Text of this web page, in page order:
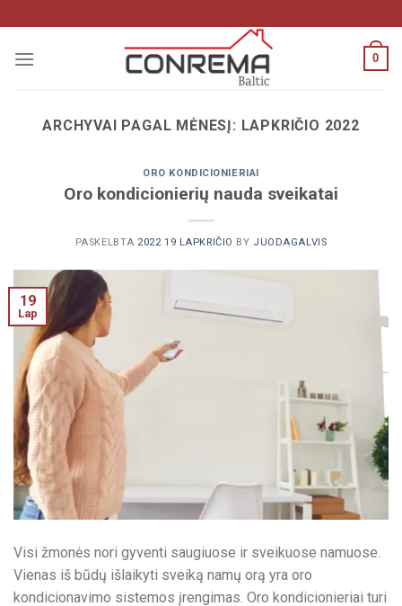
prie
turinio
0
ARCHYVAI PAGAL MĖNESĮ: LAPKRIČIO 2022
ORO KONDICIONIERIAI
Oro kondicionierių nauda sveikatai
PASKELBTA 2022 19 LAPKRIČIO BY JUODAGALVIS
19
Lap
Visi žmonės nori gyventi saugiuose ir sveikuose namuose.
Vienas iš būdų išlaikyti sveiką namų orą yra oro
kondicionavimo sistemos įrengimas. Oro kondicionieriai turi